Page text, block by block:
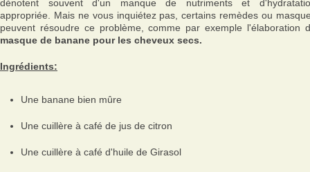
dénotent souvent d'un manque de nutriments et
appropriée. Mais ne vous inquiétez pas, certains remèdes ou
peuvent résoudre ce problème, comme par exemple l'élaboration
masque de banane pour les cheveux secs.
Ingrédients:
Une banane bien mûre
Une cuillère à café de jus de citron
Une cuillère à café d'huile de Girasol